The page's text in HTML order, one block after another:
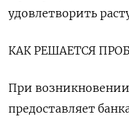
удовлетворить
КАК РЕШАЕТСЯ
При
предоставляет